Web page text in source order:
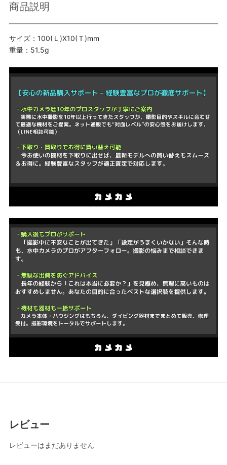
商品説明
サイズ：100(Ｌ)X10(Ｔ)mm
重量：51.5g
レビュー
レビューはまだありません